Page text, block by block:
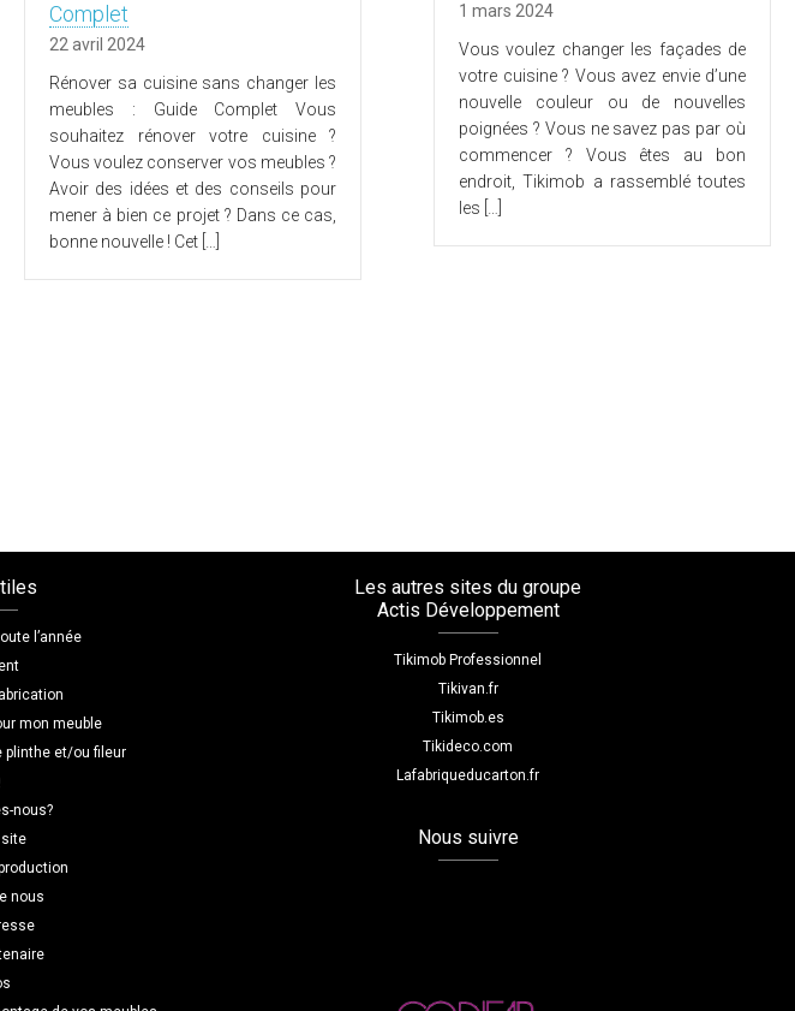
Complet
22 avril 2024
Rénover sa cuisine sans changer les
meubles : Guide Complet Vous
souhaitez rénover votre cuisine ?
Vous voulez conserver vos meubles ?
Avoir des idées et des conseils pour
mener à bien ce projet ? Dans ce cas,
bonne nouvelle ! Cet […]
1 mars 2024
Vous voulez changer les façades de
votre cuisine ? Vous avez envie d’une
nouvelle couleur ou de nouvelles
poignées ? Vous ne savez pas par où
commencer ? Vous êtes au bon
endroit, Tikimob a rassemblé toutes
les […]
l’année
mon meuble
plinthe et/ou fileur
nous?
site
nous
Les autres sites du groupe
Actis Développement
Tikimob Professionnel
Tikivan.fr
Tikimob.es
Tikideco.com
Lafabriqueducarton.fr
Nous suivre